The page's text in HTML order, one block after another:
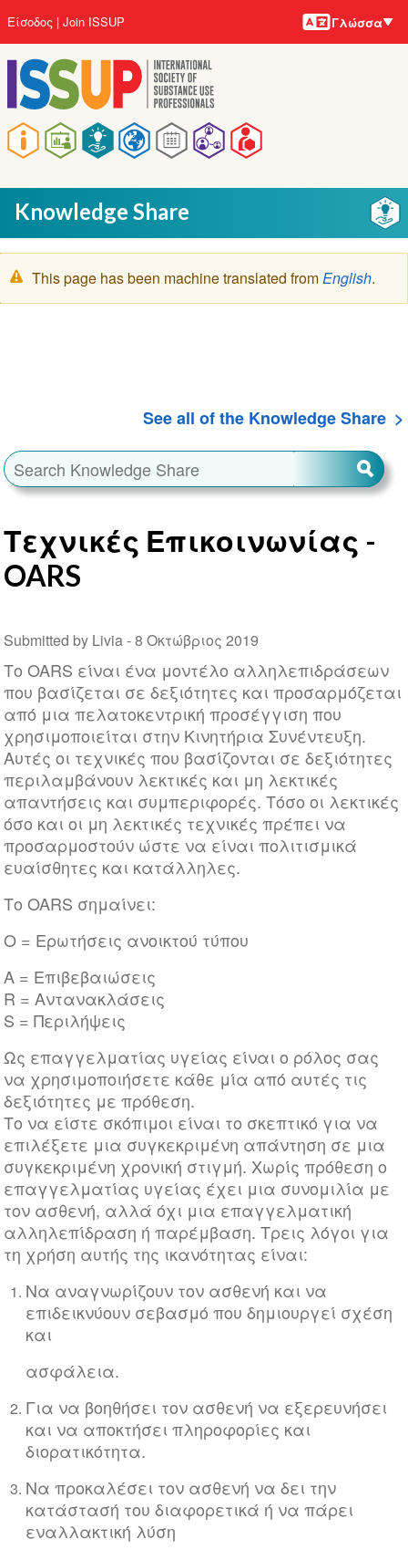
προς
το
κυρίως
περιεχόμενο
Main
navigation
User
account
menu
Είσοδος Join ISSUP Γλώσσα
Knowledge Share
Μήνυμα
προειδοποίησης
This page has been machine translated fromEnglish.
See all of the Knowledge Share
Τεχνικές Επικοινωνίας -
OARS
Submitted by Livia -8 Οκτώβριος 2019
Το OARS είναι ένα μοντέλο αλληλεπιδράσεων
που βασίζεται σε δεξιότητες και προσαρμόζεται
από μια πελατοκεντρική προσέγγιση που
χρησιμοποιείται στην Κινητήρια Συνέντευξη.
Αυτές οι τεχνικές που βασίζονται σε δεξιότητες
περιλαμβάνουν λεκτικές και μη λεκτικές
απαντήσεις και συμπεριφορές. Τόσο οι λεκτικές
όσο και οι μη λεκτικές τεχνικές πρέπει να
προσαρμοστούν ώστε να είναι πολιτισμικά
ευαίσθητες και κατάλληλες.
Το OARS σημαίνει:
O = Ερωτήσεις ανοικτού τύπου
Α = Επιβεβαιώσεις
R = Αντανακλάσεις
S = Περιλήψεις
Ως επαγγελματίας υγείας είναι ο ρόλος σας
να χρησιμοποιήσετε κάθε μία από αυτές τις
δεξιότητες με πρόθεση.
Το να είστε σκόπιμοι είναι το σκεπτικό για να
επιλέξετε μια συγκεκριμένη απάντηση σε μια
συγκεκριμένη χρονική στιγμή. Χωρίς πρόθεση ο
επαγγελματίας υγείας έχει μια συνομιλία με
τον ασθενή, αλλά όχι μια επαγγελματική
αλληλεπίδραση ή παρέμβαση. Τρεις λόγοι για
τη χρήση αυτής της ικανότητας είναι:
Να αναγνωρίζουν τον ασθενή και να
επιδεικνύουν σεβασμό που δημιουργεί σχέση
και
ασφάλεια.
Για να βοηθήσει τον ασθενή να εξερευνήσει
και να αποκτήσει πληροφορίες και
διορατικότητα.
Να προκαλέσει τον ασθενή να δει την
κατάστασή του διαφορετικά ή να πάρει
εναλλακτική λύση